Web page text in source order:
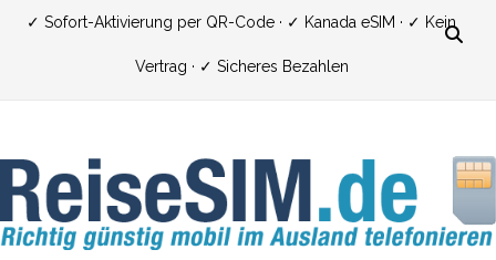
Zum✓ Sofort-Aktivierung per QR-Code · ✓ Kanada eSIM · ✓ Kein
Vertrag · ✓ Sicheres Bezahlen